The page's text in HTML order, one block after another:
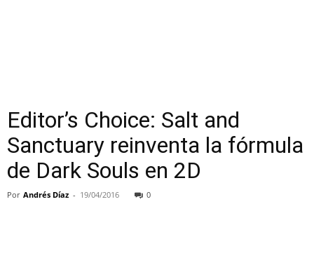
Editor’s Choice: Salt and
Sanctuary reinventa la fórmula
de Dark Souls en 2D
Por Andrés Díaz - 19/04/2016 0